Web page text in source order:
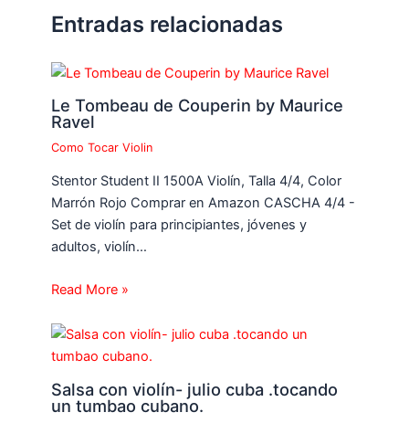
Entradas relacionadas
Le Tombeau de Couperin by Maurice
Ravel
Como Tocar Violin
Stentor Student II 1500A Violín, Talla 4/4, Color
Marrón Rojo Comprar en Amazon CASCHA 4/4 -
Set de violín para principiantes, jóvenes y
adultos, violín…
Read More »
Salsa con violín- julio cuba .tocando
un tumbao cubano.